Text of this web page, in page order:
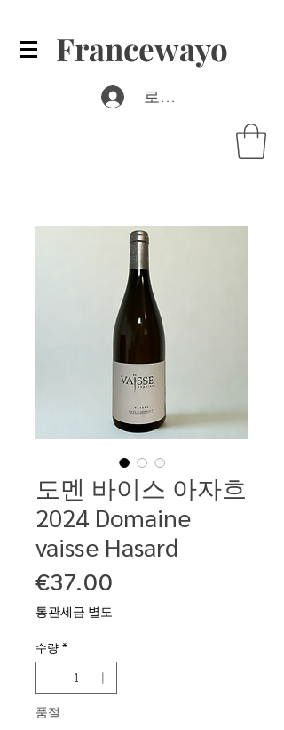
Francewayo
로그인
도멘 바이스 아자흐
2024 Domaine
vaisse Hasard
€37.00
통관세금 별도
수량 *
품절